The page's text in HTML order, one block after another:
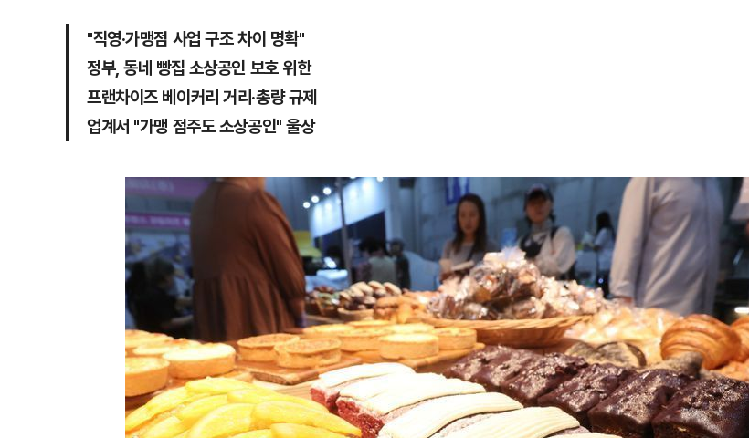
"직영·가맹점 사업 구조 차이 명확"
정부, 동네 빵집 소상공인 보호 위한
프랜차이즈 베이커리 거리·총량 규제
업계서 "가맹 점주도 소상공인" 울상